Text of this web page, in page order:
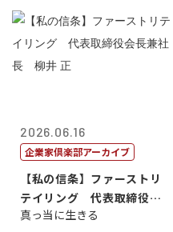
2026.06.16
企業家倶楽部アーカイブ
【私の信条】ファーストリ
テイリング 代表取締役会
長兼社長 柳...
真っ当に生きる